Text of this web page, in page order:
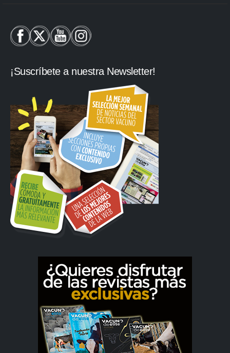
¡Suscríbete a nuestra Newsletter!